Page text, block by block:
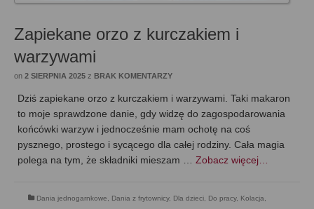
Zapiekane orzo z kurczakiem i
warzywami
on 2 SIERPNIA 2025 z BRAK KOMENTARZY
Dziś zapiekane orzo z kurczakiem i warzywami. Taki makaron
to moje sprawdzone danie, gdy widzę do zagospodarowania
końcówki warzyw i jednocześnie mam ochotę na coś
pysznego, prostego i sycącego dla całej rodziny. Cała magia
polega na tym, że składniki mieszam … Zobacz więcej…
Dania jednogarnkowe Dania z frytownicy, Dla dzieci Do pracy, Kolacja